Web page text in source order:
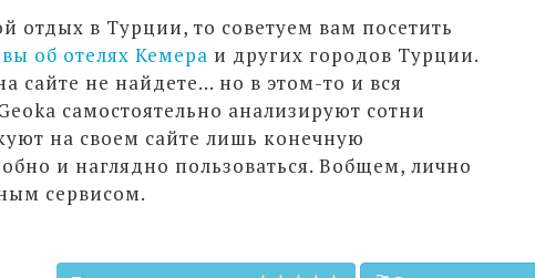
отдых в Турции, то советуем вам посетить
об отелях Кемера и других городов Турции.
сайте не найдете... но в этом-то и вся
самостоятельно анализируют сотни
на своем сайте лишь конечную
и наглядно пользоваться. Вобщем, лично
сервисом.